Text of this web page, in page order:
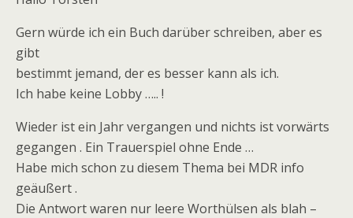
Gern würde ich ein Buch darüber schreiben, aber es
gibt
bestimmt jemand, der es besser kann als ich.
Ich habe keine Lobby ….. !
Wieder ist ein Jahr vergangen und nichts ist vorwärts
gegangen . Ein Trauerspiel ohne Ende …
Habe mich schon zu diesem Thema bei MDR info
geäußert .
Die Antwort waren nur leere Worthülsen als blah –